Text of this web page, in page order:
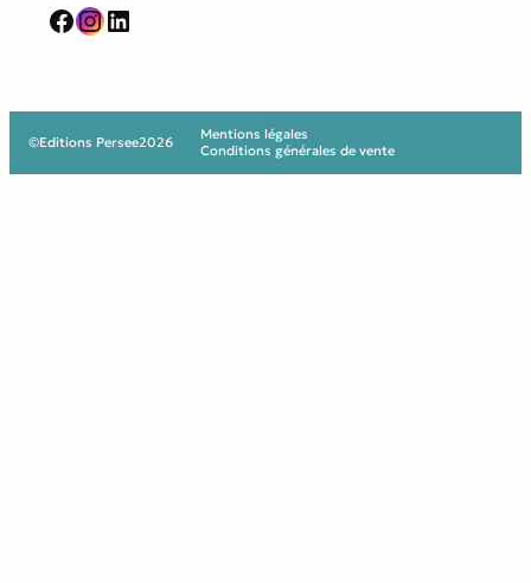
Facebook
Instagram
LinkedIn
©Editions Persee2026
Mentions légales
Conditions générales de vente